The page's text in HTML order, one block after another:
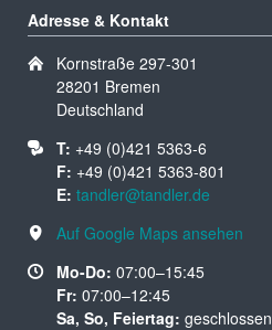
Adresse & Kontakt
Kornstraße 297-301
28201 Bremen
Deutschland
T: +49 (0)421 5363-6
F: +49 (0)421 5363-801
E: tandler@tandler.de
Auf Google Maps ansehen
Mo-Do: 07:00–15:45
Fr: 07:00–12:45
Sa, So, Feiertag: geschlossen